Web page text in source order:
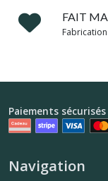
FAIT
Paiements sécurisés
Navigation